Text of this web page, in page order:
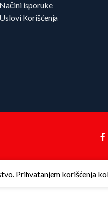
Načini isporuke
Uslovi Korišćenja
Prihvatanjem korišćenja